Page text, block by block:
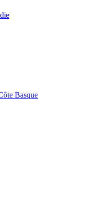
Basque